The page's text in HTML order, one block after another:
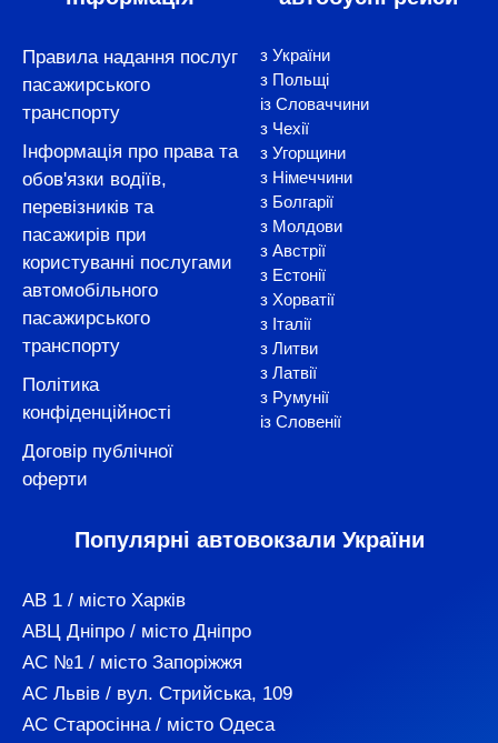
Правила надання послуг
пасажирського
транспорту
Інформація про права та
обов'язки водіїв,
перевізників та
пасажирів при
користуванні послугами
автомобільного
пасажирського
транспорту
Політика
конфіденційності
Договір публічної
оферти
з України
з Польщі
із Словаччини
з Чехії
з Угорщини
з Німеччини
з Болгарії
з Молдови
з Австрії
з Естонії
з Хорватії
з Італії
з Литви
з Латвії
з Румунії
із Словенії
Популярні автовокзали України
АВ 1 / місто Харків
АВЦ Дніпро / місто Дніпро
АС №1 / місто Запоріжжя
АС Львів / вул. Стрийська, 109
АС Старосінна / місто Одеса